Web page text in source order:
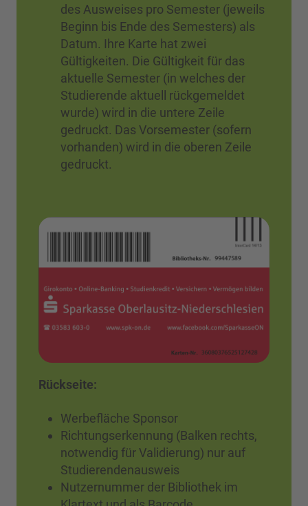
des Ausweises pro Semester (jeweils
Beginn bis Ende des Semesters) als
Datum. Ihre Karte hat zwei
Gültigkeiten. Die Gültigkeit für das
aktuelle Semester (in welches der
Studierende aktuell rückgemeldet
wurde) wird in die untere Zeile
gedruckt. Das Vorsemester (sofern
vorhanden) wird in die oberen Zeile
gedruckt.
Rückseite:
Werbefläche Sponsor
Richtungserkennung (Balken rechts,
notwendig für Validierung) nur auf
Studierendenausweis
Nutzernummer der Bibliothek im